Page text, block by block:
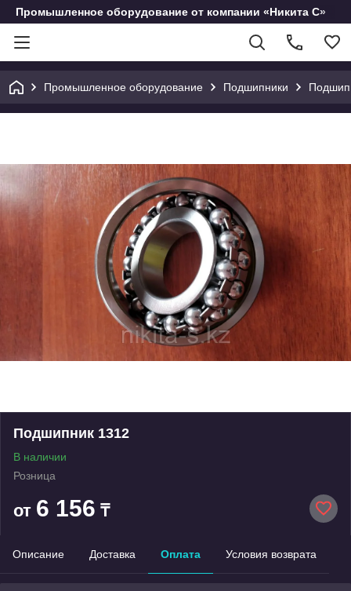
Промышленное оборудование от компании «Никита С»
Промышленное оборудование Подшипники
Подшипник 1312
В наличии
Розница
от 6 156 ₸
Описание Доставка Оплата Условия возврата